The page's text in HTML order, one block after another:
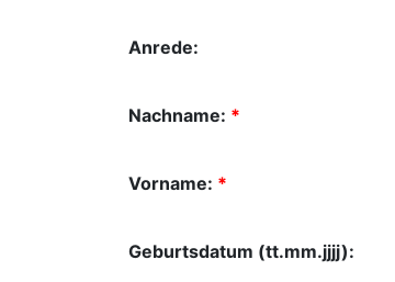
Anrede:
Nachname: *
Vorname: *
Geburtsdatum (tt.mm.jjjj):